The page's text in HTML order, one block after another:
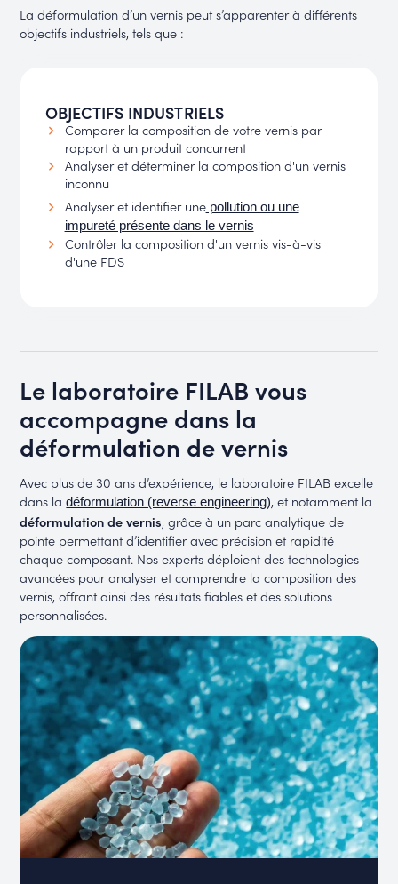
La déformulation d’un vernis peut s’apparenter à différents
objectifs industriels, tels que :
OBJECTIFS INDUSTRIELS
Comparer la composition de votre vernis par
rapport à un produit concurrent
Analyser et déterminer la composition d'un vernis
inconnu
Analyser et identifier unepollution ou une
impureté présente dans le vernis
Contrôler la composition d'un vernis vis-à-vis
d'une FDS
Le laboratoire FILAB vous
accompagne dans la
déformulation de vernis
Avec plus de 30 ans d’expérience, le laboratoire FILAB excelle
dans ladéformulation (reverse engineering), et notamment la
déformulation de vernis, grâce à un parc analytique de
pointe permettant d’identifier avec précision et rapidité
chaque composant. Nos experts déploient des technologies
avancées pour analyser et comprendre la composition des
vernis, offrant ainsi des résultats fiables et des solutions
personnalisées.